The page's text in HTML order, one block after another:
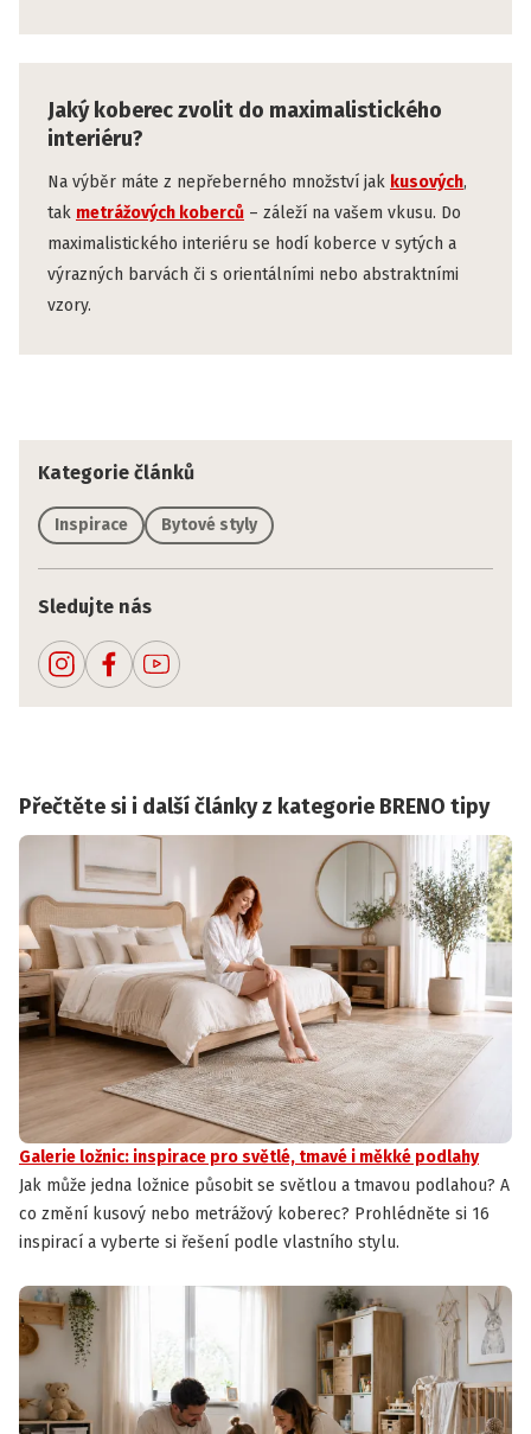
Jaký koberec zvolit do maximalistického
interiéru?
Na výběr máte z nepřeberného množství jak kusových,
tak metrážových koberců – záleží na vašem vkusu. Do
maximalistického interiéru se hodí koberce v sytých a
výrazných barvách či s orientálními nebo abstraktními
vzory.
Kategorie článků
Inspirace Bytové styly
Sledujte nás
Přečtěte si i další články z kategorie BRENO tipy
Galerie ložnic: inspirace pro světlé, tmavé i měkké podlahy
Jak může jedna ložnice působit se světlou a tmavou podlahou? A
co změní kusový nebo metrážový koberec? Prohlédněte si 16
inspirací a vyberte si řešení podle vlastního stylu.